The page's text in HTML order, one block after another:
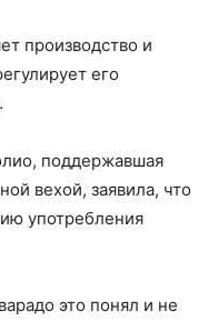
производство и
его
поддержавшая
вехой, заявила, что
употребления
это понял и не